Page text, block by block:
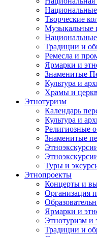
Творческие
Музыкальные
Традиции и
Ремесла и
Ярмарки и
Знаменитые
Культура и
Храмы и
Этнотуризм
Календарь
Культура и
Религиозные
Знаменитые
Туры и
Этнопроекты
Концерты и
Организация
Ярмарки и
Этнотуризм и
Традиции и